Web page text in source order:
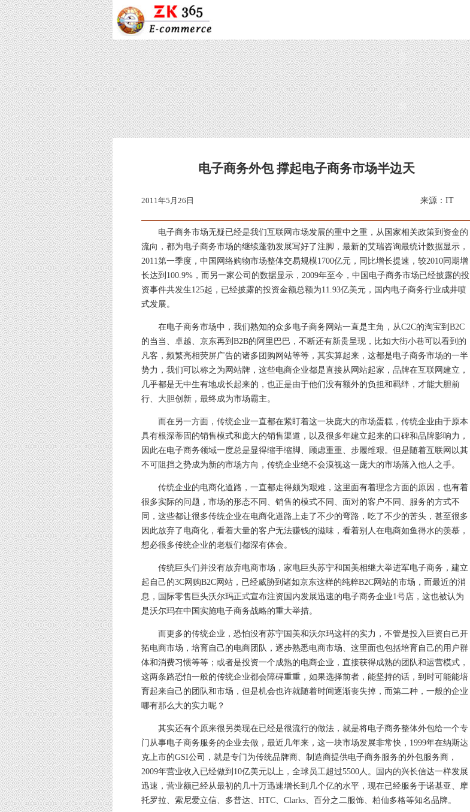
电子商务外包 撑起电子商务市场半边天
2011年5月26日 来源：IT
电子商务市场无疑已经是我们互联网市场发展的重中之重，从国家相关政策到资金的
流向，都为电子商务市场的继续蓬勃发展写好了注脚，最新的艾瑞咨询最统计数据显示，
2011第一季度，中国网络购物市场整体交易规模1700亿元，同比增长提速，较2010同期增
长达到100.9%，而另一家公司的数据显示，2009年至今，中国电子商务市场已经披露的投
资事件共发生125起，已经披露的投资金额总额为11.93亿美元，国内电子商务行业成井喷
式发展。
在电子商务市场中，我们熟知的众多电子商务网站一直是主角，从C2C的淘宝到B2C
的当当、卓越、京东再到B2B的阿里巴巴，不断还有新贵呈现，比如大街小巷可以看到的
凡客，频繁亮相荧屏广告的诸多团购网站等等，其实算起来，这都是电子商务市场的一半
势力，我们可以称之为网站牌，这些电商企业都是直接从网站起家，品牌在互联网建立，
几乎都是无中生有地成长起来的，也正是由于他们没有额外的负担和羁绊，才能大胆前
行、大胆创新，最终成为市场霸主。
而在另一方面，传统企业一直都在紧盯着这一块庞大的市场蛋糕，传统企业由于原本
具有根深蒂固的销售模式和庞大的销售渠道，以及很多年建立起来的口碑和品牌影响力，
因此在电子商务领域一度总是显得缩手缩脚、顾虑重重、步履维艰。但是随着互联网以其
不可阻挡之势成为新的市场方向，传统企业绝不会漠视这一庞大的市场落入他人之手。
传统企业的电商化道路，一直都走得颇为艰难，这里面有着理念方面的原因，也有着
很多实际的问题，市场的形态不同、销售的模式不同、面对的客户不同、服务的方式不
同，这些都让很多传统企业在电商化道路上走了不少的弯路，吃了不少的苦头，甚至很多
因此放弃了电商化，看着大量的客户无法赚钱的滋味，看着别人在电商如鱼得水的羡慕，
想必很多传统企业的老板们都深有体会。
传统巨头们并没有放弃电商市场，家电巨头苏宁和国美相继大举进军电子商务，建立
起自己的3C网购B2C网站，已经威胁到诸如京东这样的纯粹B2C网站的市场，而最近的消
息，国际零售巨头沃尔玛正式宣布注资国内发展迅速的电子商务企业1号店，这也被认为
是沃尔玛在中国实施电子商务战略的重大举措。
而更多的传统企业，恐怕没有苏宁国美和沃尔玛这样的实力，不管是投入巨资自己开
拓电商市场，培育自己的电商团队，逐步熟悉电商市场、这里面也包括培育自己的用户群
体和消费习惯等等；或者是投资一个成熟的电商企业，直接获得成熟的团队和运营模式，
这两条路恐怕一般的传统企业都会障碍重重，如果选择前者，能坚持的话，到时可能能培
育起来自己的团队和市场，但是机会也许就随着时间逐渐丧失掉，而第二种，一般的企业
哪有那么大的实力呢？
其实还有个原来很另类现在已经是很流行的做法，就是将电子商务整体外包给一个专
门从事电子商务服务的企业去做，最近几年来，这一块市场发展非常快，1999年在纳斯达
克上市的GSI公司，就是专门为传统品牌商、制造商提供电子商务服务的外包服务商，
2009年营业收入已经做到10亿美元以上，全球员工超过5500人。国内的兴长信达一样发展
迅速，营业额已经从最初的几十万迅速增长到几个亿的水平，现在已经服务于诺基亚、摩
托罗拉、索尼爱立信、多普达、HTC、Clarks、百分之二服饰、柏仙多格等知名品牌。